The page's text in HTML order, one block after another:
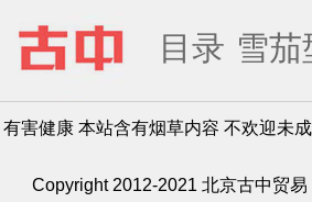
目录 雪茄
有害健康 本站含有烟草内容 不欢迎未
Copyright 2012-2021 北京古中贸